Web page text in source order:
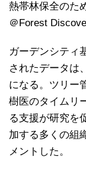
熱帯林保全のた
＠Forest
ガーデンシティ
されたデータは
になる。ツリー
樹医のタイムリ
る支援が研究を
加する多くの組
メントした。